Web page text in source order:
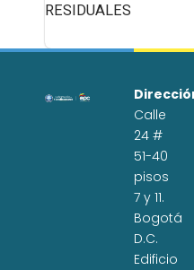
RESIDUALES
Calle
24 #
51-40
pisos
7 y 11.
Bogotá
D.C.
Edificio